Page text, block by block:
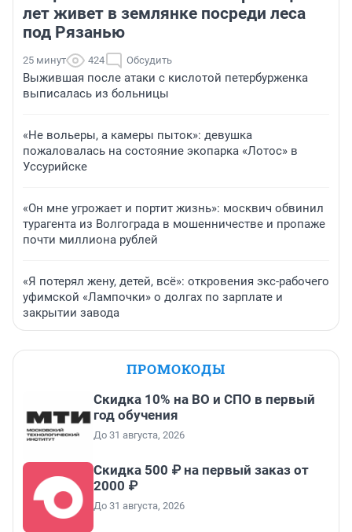
лет живет в землянке посреди леса
под Рязанью
25 минут 424 Обсудить
Выжившая после атаки с кислотой петербурженка
выписалась из больницы
«Не вольеры, а камеры пыток»: девушка
пожаловалась на состояние экопарка «Лотос» в
Уссурийске
«Он мне угрожает и портит жизнь»: москвич обвинил
турагента из Волгограда в мошенничестве и пропаже
почти миллиона рублей
«Я потерял жену, детей, всё»: откровения экс-рабочего
уфимской «Лампочки» о долгах по зарплате и
закрытии завода
ПРОМОКОДЫ
Скидка 10% на ВО и СПО в первый
год обучения
До 31 августа, 2026
Скидка 500 ₽ на первый заказ от
2000 ₽
До 31 августа, 2026